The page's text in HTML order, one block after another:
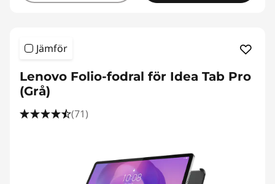
Jämför
Lenovo Folio-fodral för Idea Tab Pro
(Grå)
(71)